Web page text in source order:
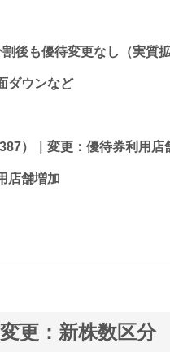
後も優待変更なし（実質拡
ダウンなど
）｜変更：優待券利用店
店舗増加
更：新株数区分